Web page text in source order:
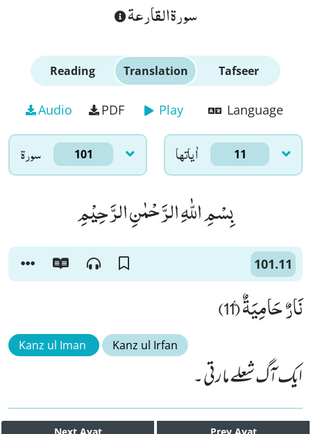
سورة القارعة
Reading Translation Tafseer
Audio PDF Play Language
سورۃ 101 اٰياتها 11
بِسْمِ اللّٰهِ الرَّحْمٰنِ الرَّحِیْمِ
101.11
نَارٌ حَامِیَةٌ۠ (11)
Kanz ul Iman Kanz ul Irfan
ایک آگ شعلے مارتی ۔